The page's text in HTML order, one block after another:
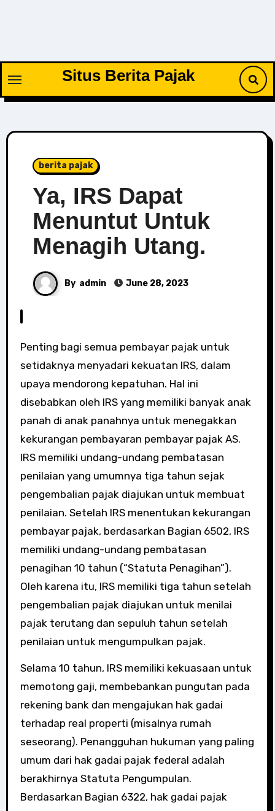
Situs Berita Pajak
berita pajak
Ya, IRS Dapat
Menuntut Untuk
Menagih Utang.
By admin June 28, 2023
Penting bagi semua pembayar pajak untuk
setidaknya menyadari kekuatan IRS, dalam
upaya mendorong kepatuhan. Hal ini
disebabkan oleh IRS yang memiliki banyak anak
panah di anak panahnya untuk menegakkan
kekurangan pembayaran pembayar pajak AS.
IRS memiliki undang-undang pembatasan
penilaian yang umumnya tiga tahun sejak
pengembalian pajak diajukan untuk membuat
penilaian. Setelah IRS menentukan kekurangan
pembayar pajak, berdasarkan Bagian 6502, IRS
memiliki undang-undang pembatasan
penagihan 10 tahun (“Statuta Penagihan”).
Oleh karena itu, IRS memiliki tiga tahun setelah
pengembalian pajak diajukan untuk menilai
pajak terutang dan sepuluh tahun setelah
penilaian untuk mengumpulkan pajak.
Selama 10 tahun, IRS memiliki kekuasaan untuk
memotong gaji, membebankan pungutan pada
rekening bank dan mengajukan hak gadai
terhadap real properti (misalnya rumah
seseorang). Penangguhan hukuman yang paling
umum dari hak gadai pajak federal adalah
berakhirnya Statuta Pengumpulan.
Berdasarkan Bagian 6322, hak gadai pajak